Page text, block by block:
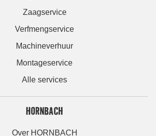
Zaagservice
Verfmengservice
Machineverhuur
Montageservice
Alle services
HORNBACH
Over HORNBACH